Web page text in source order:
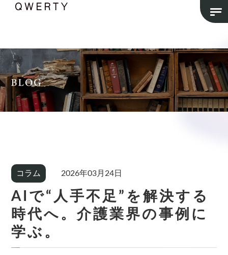
コラム 2026年03月24日
AIで“人手不足”を解決する
時代へ。介護業界の事例に
学ぶ。